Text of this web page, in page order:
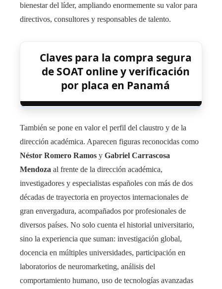
bienestar del líder, ampliando enormemente su valor para
directivos, consultores y responsables de talento.
Claves para la compra segura
de SOAT online y verificación
por placa en Panamá
También se pone en valor el perfil del claustro y de la
dirección académica. Aparecen figuras reconocidas como
Néstor Romero Ramos y Gabriel Carrascosa
Mendoza al frente de la dirección académica,
investigadores y especialistas españoles con más de dos
décadas de trayectoria en proyectos internacionales de
gran envergadura, acompañados por profesionales de
diversos países. No solo cuenta el historial universitario,
sino la experiencia que suman: investigación global,
docencia en múltiples universidades, participación en
laboratorios de neuromarketing, análisis del
comportamiento humano, uso de tecnologías avanzadas